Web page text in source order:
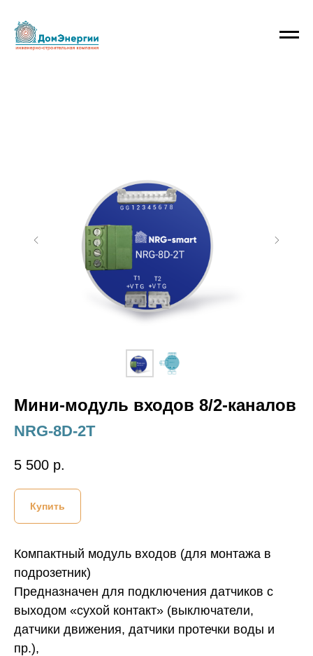
Мини-модуль входов 8/2-каналов
NRG-8D-2T
5 500 р.
Купить
Компактный модуль входов (для монтажа в
подрозетник)
Предназначен для подключения датчиков с
выходом «сухой контакт» (выключатели,
датчики движения, датчики протечки воды и
пр.),